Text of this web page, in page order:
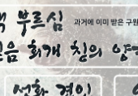
트위터